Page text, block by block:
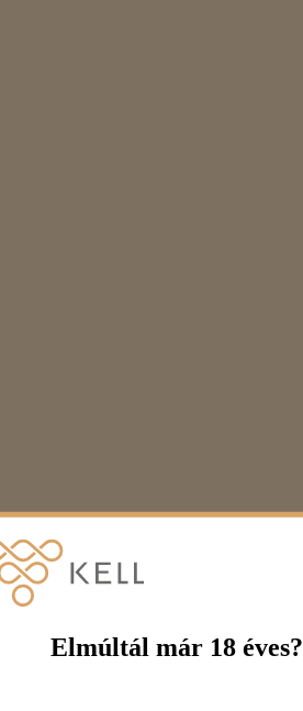
Elmúltál már 18 éves?